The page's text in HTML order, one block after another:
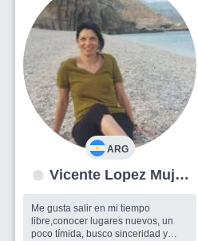
ARG
Vicente Lopez Mujer
Me gusta salir en mi tiempo
libre,conocer lugares nuevos, un
poco tímida, busco sinceridad y